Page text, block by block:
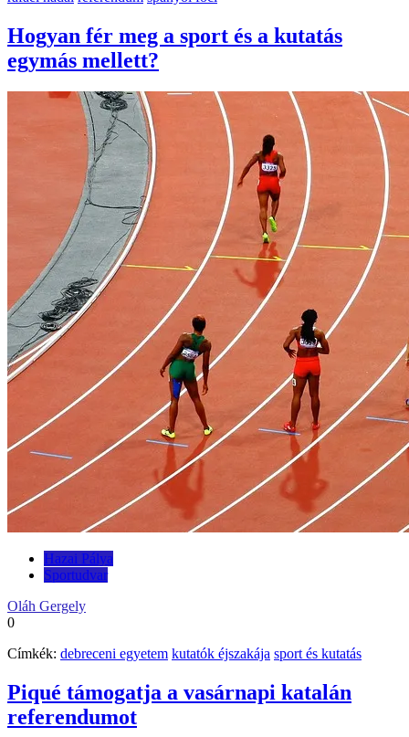
Hogyan fér meg a sport és a kutatás
egymás mellett?
Hazai Pálya
Sportudvar
Oláh Gergely
0
Címkék: debreceni egyetem kutatók éjszakája sport és kutatás
Piqué támogatja a vasárnapi katalán
referendumot